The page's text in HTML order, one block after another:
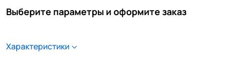
Выберите параметры и оформите заказ
Характеристики